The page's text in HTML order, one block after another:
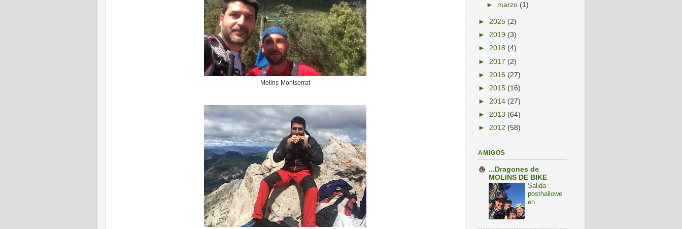
Molins-Montserrat
► marzo (1)
► 2025 (2)
► 2019 (3)
► 2018 (4)
► 2017 (2)
► 2016 (27)
► 2015 (16)
► 2014 (27)
► 2013 (64)
► 2012 (58)
AMIGOS
...Dragones de
MOLINS DE BIKE
Salida
posthallowe
en